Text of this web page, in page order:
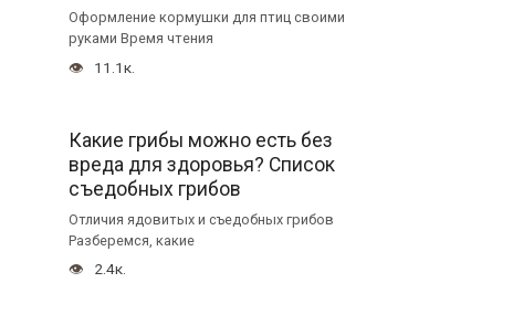
Оформление кормушки для птиц своими
руками Время чтения
11.1к.
Какие грибы можно есть без
вреда для здоровья? Список
съедобных грибов
Отличия ядовитых и съедобных грибов
Разберемся, какие
2.4к.